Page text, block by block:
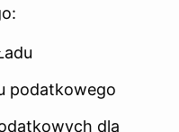
podatkowego
dla